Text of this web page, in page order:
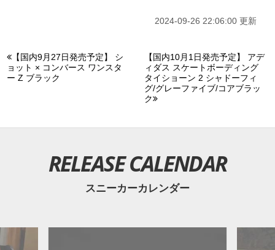
2024-09-26 22:06:00 更新
【国内9月27日発売予定】 シ
ョット × コンバース ワンスタ
ー Z ブラック
【国内10月1日発売予定】 アデ
ィダス スケートボーディング
タイショーン 2 シャドーフィ
グ/グレーファイブ/コアブラッ
ク
RELEASE CALENDAR
スニーカーカレンダー